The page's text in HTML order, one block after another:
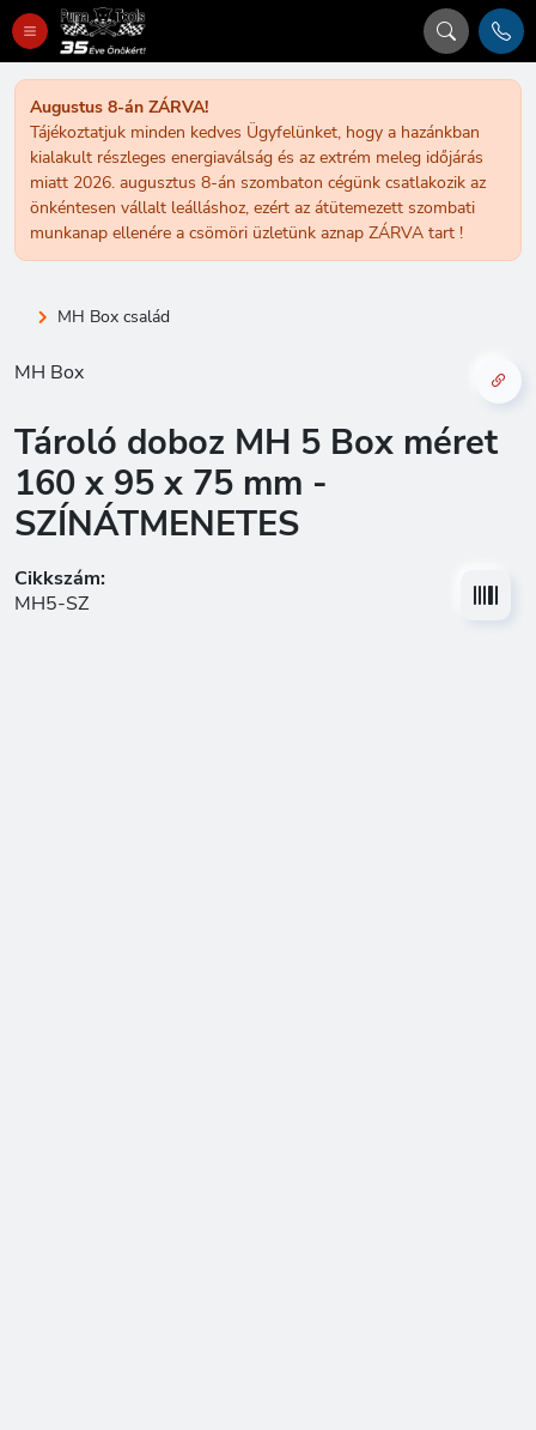
Augustus 8-án ZÁRVA!
Tájékoztatjuk minden kedves Ügyfelünket, hogy a hazánkban
kialakult részleges energiaválság és az extrém meleg időjárás
miatt 2026. augusztus 8-án szombaton cégünk csatlakozik az
önkéntesen vállalt leálláshoz, ezért az átütemezett szombati
munkanap ellenére a csömöri üzletünk aznap ZÁRVA tart !
MH Box család
MH Box
Tároló doboz MH 5 Box méret
160 x 95 x 75 mm -
SZÍNÁTMENETES
Cikkszám:
MH5-SZ